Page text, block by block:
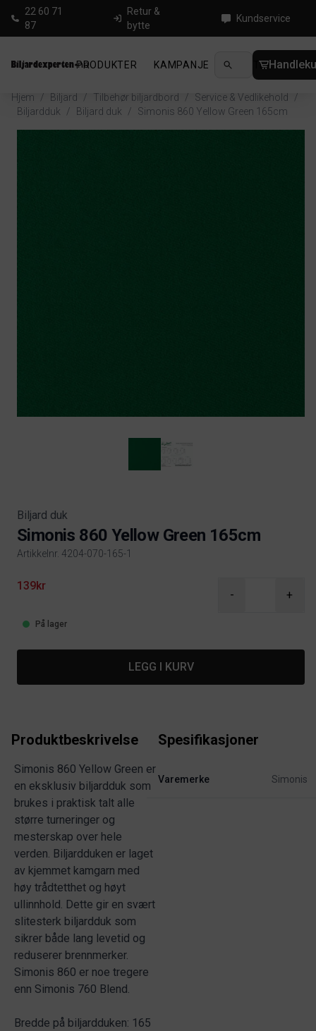
22 60 71
87
Retur &
bytte
Kundservice
PRODUKTER KAMPANJE NYHETER
Hjem / Biljard / Tilbehør biljardbord / Service & Vedlikehold
/
Biljardduk
/ Biljard duk / Simonis 860 Yellow Green 165cm
Biljard duk
Simonis 860 Yellow Green 165cm
Artikkelnr. 4204-070-165-1
Product information
139kr
- +
På lager
LEGG I KURV
Produktbeskrivelse
Simonis 860 Yellow Green er
en eksklusiv biljardduk som
brukes i praktisk talt alle
større turneringer og
mesterskap over hele
verden. Biljardduken er laget
av kjemmet kamgarn med
høy trådtetthet og høyt
ullinnhold. Dette gir en svært
slitesterk biljardduk som
sikrer både lang levetid og
reduserer brennmerker.
Simonis 860 er noe tregere
enn Simonis 760 Blend.
Bredde på biljardduken: 165
Spesifikasjoner
Varemerke Simonis